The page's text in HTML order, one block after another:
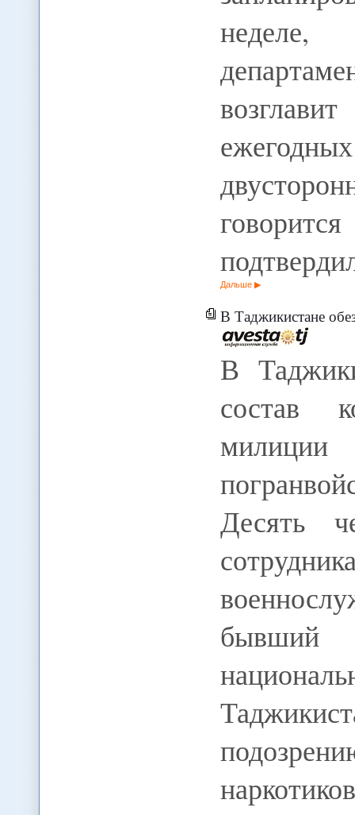
неделе,
Дальше
В Таджикистане обезврежено ОПГ, в
В
состав
Десять
бывший